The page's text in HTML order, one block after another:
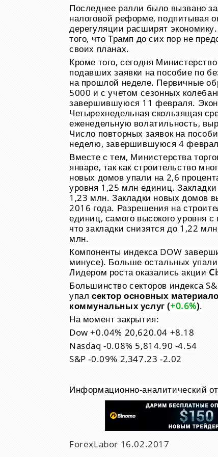
Последнее ралли было вызвано
налоговой реформе, подпитывая
дерегуляции расширят
того, что Трамп до сих пор не
своих планах.
Кроме того, сегодня
подавших заявки на пособие по
на прошлой неделе. Первичные
5000 и с учетом сезонных
завершившуюся 11 февраля.
Четырехнедельная скользящая
еженедельную волатильность,
Число повторных заявок на
неделю, завершившуюся 4
Вместе с тем, Министерства
январе, так как строительство
новых домов упали на 2,6
уровня 1,25 млн единиц.
1,23 млн. Закладки новых домов
2016 года. Разрешения на
единиц, самого высокого уровня
что закладки снизятся до 1,22
млн.
Компоненты индекса DOW
минусе). Больше остальных
Лидером роста оказались акции
Большинство секторов индекса
упал сектор основных
коммунальных услуг (+0.6%).
На момент закрытия:
Dow +0.04% 20,620.04 +8.18
Nasdaq -0.08% 5,814.90 -4.54
S&P -0.09% 2,347.23 -2.02
Информационно-аналитический
ForexLabor 16.02.2017